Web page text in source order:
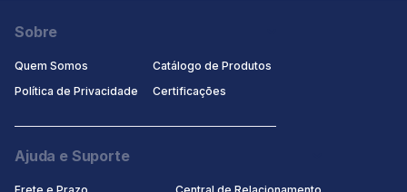
Sobre
Quem Somos
Política de Privacidade
Catálogo de Produtos
Certificaçōes
Ajuda e Suporte